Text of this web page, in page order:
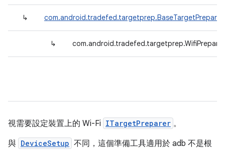
↳ com.android.tradefed.targetprep.BaseTargetPreparer
↳ com.android.tradefed.targetprep.WifiPreparer
視需要設定裝置上的 Wi-Fi ITargetPreparer 。
與 DeviceSetup 不同，這個準備工具適用於 adb 不是根